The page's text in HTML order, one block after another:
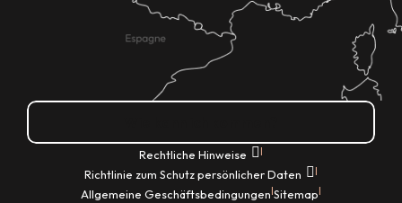
Rechtliche Hinweise |
Richtlinie zum Schutz persönlicher Daten |
Allgemeine Geschäftsbedingungen|Sitemap|